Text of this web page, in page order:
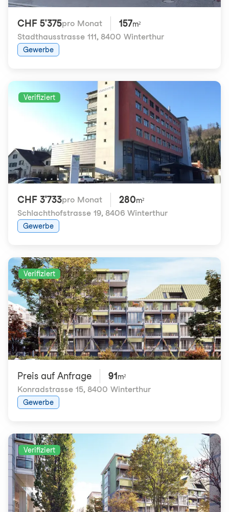
CHF 5'375pro Monat 157m²
Stadthausstrasse 111, 8400 Winterthur
Gewerbe
Verifiziert
CHF 3'733pro Monat 280m²
Schlachthofstrasse 19, 8406 Winterthur
Gewerbe
Verifiziert
Preis auf Anfrage 91 m²
Konradstrasse 15, 8400 Winterthur
Gewerbe
Verifiziert